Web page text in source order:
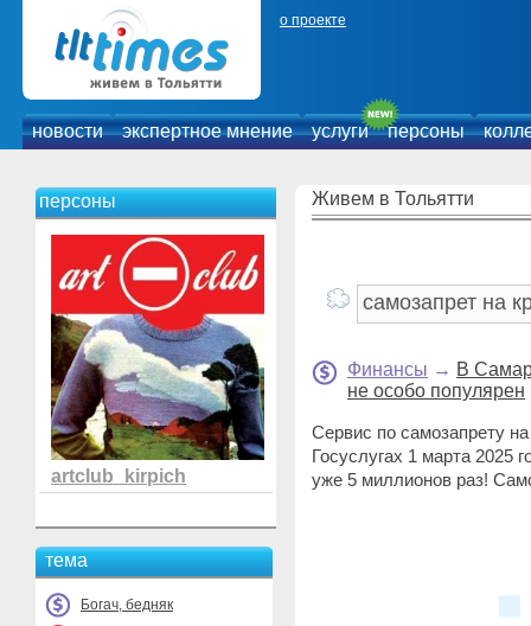
о проекте
новости экспертное мнение услуги персоны
персоны
artclub_kirpich
тема
Богач, бедняк
Живем в Тольятти
Финансы → В
не особо популярен
Сервис по самозапрету
Госуслугах 1 марта 2025
уже 5 миллионов раз!